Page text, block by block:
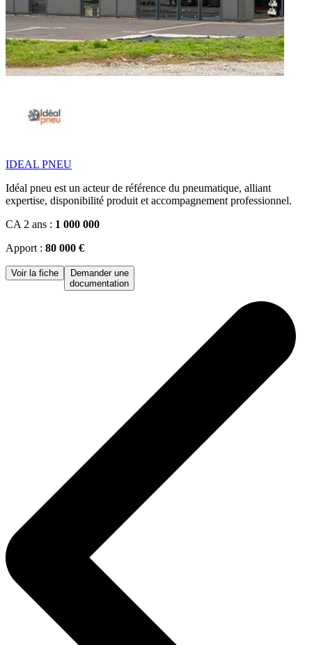
IDEAL PNEU
Idéal pneu est un acteur de référence du pneumatique, alliant
expertise, disponibilité produit et accompagnement professionnel.
CA 2 ans : 1 000 000
Apport : 80 000 €
Voir la fiche
Demander une
documentation